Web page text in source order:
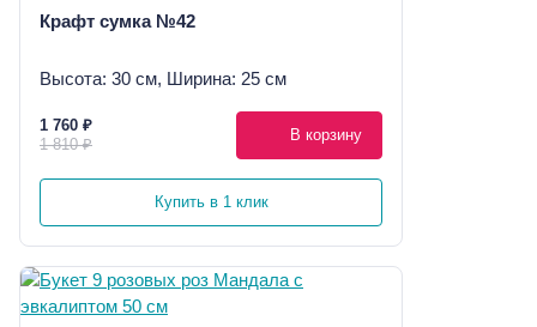
Крафт сумка №42
Высота: 30 см, Ширина: 25 см
1 760 ₽
1 810 ₽
В корзину
Купить в 1 клик